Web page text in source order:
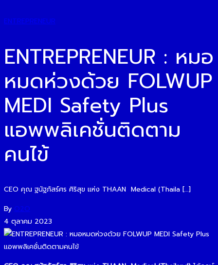
ENTREPRENEUR
ENTREPRENEUR : หมอ
หมดห่วงด้วย FOLWUP
MEDI Safety Plus
แอพพลิเคชั่นติดตาม
คนไข้
CEO คุณ ฐนัฐภัสร์ศร ศิริสุข แห่ง THAAN Medical (Thaila […]
By O2O
4 ตุลาคม 2023